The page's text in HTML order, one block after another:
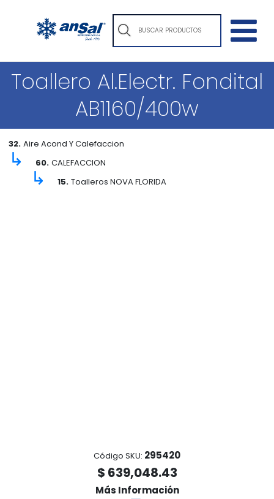
Toallero Al.Electr. Fondital
AB1160/400w
32. Aire Acond Y Calefaccion
↳ 60. CALEFACCION
↳ 15. Toalleros NOVA FLORIDA
Código SKU: 295420
$ 639,048.43
Más Información